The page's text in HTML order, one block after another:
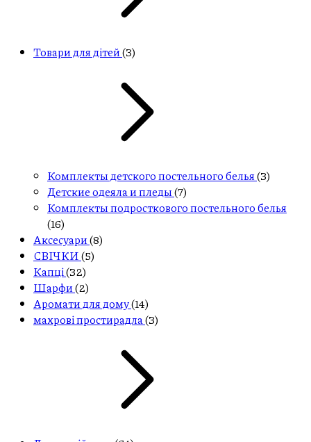
Товари для дітей(3)
Комплекты детского постельного белья(3)
Детские одеяла и пледы(7)
Комплекты подросткового постельного белья
(16)
Aксесуари(8)
СВІЧКИ(5)
Капці(32)
Шарфи(2)
Аромати для дому(14)
махрові простирадла (3)